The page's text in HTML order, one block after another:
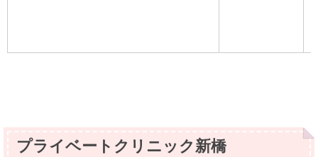
プライベートクリニック新橋